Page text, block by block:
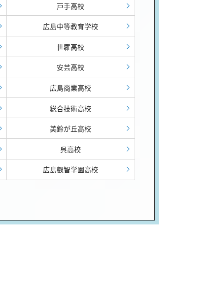
戸手高校
広島中等教育学校
世羅高校
安芸高校
広島商業高校
総合技術高校
美鈴が丘高校
呉高校
広島叡智学園高校